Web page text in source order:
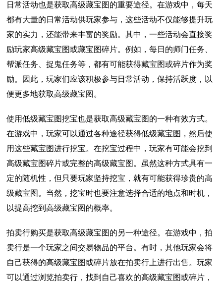
日常活动也是获取高级藏宝图的重要途径。在游戏中，每天
都有大量的日常活动供玩家参与，这些活动不仅能够提升玩
家的实力，还能带来丰富的奖励。其中，一些活动会直接奖
励玩家高级藏宝图或藏宝图碎片。例如，每日的师门任务、
帮派任务、捉鬼任务等，都有可能获得藏宝图或碎片作为奖
励。因此，玩家们应该积极参与日常活动，保持活跃度，以
便更多地获取高级藏宝图。
使用低级藏宝图挖宝也是获取高级藏宝图的一种有效方式。
在游戏中，玩家可以通过各种途径获得低级藏宝图，然后使
用这些藏宝图进行挖宝。在挖宝过程中，玩家有可能会挖到
高级藏宝图碎片或完整的高级藏宝图。虽然这种方式具有一
定的随机性，但只要玩家坚持挖宝，就有可能获得珍贵的高
级藏宝图。当然，挖宝时也要注意选择合适的地点和时机，
以提高挖到高级藏宝图的概率。
拍卖行购买是获取高级藏宝图的另一种途径。在游戏中，拍
卖行是一个玩家之间交易物品的平台。有时，其他玩家会将
自己获得的高级藏宝图或碎片放在拍卖行上进行出售。玩家
可以通过浏览拍卖行，找到自己喜欢的高级藏宝图或碎片，